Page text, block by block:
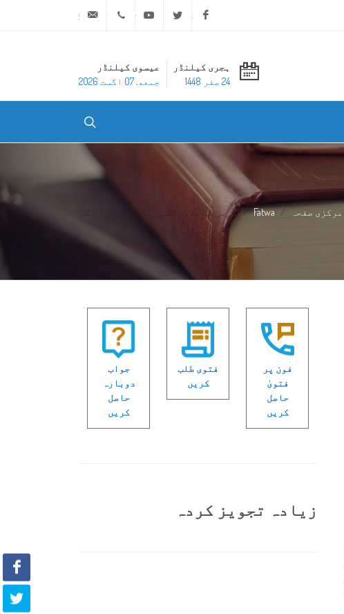
Facebook
Twitter
Youtube
ہجری کیلنڈر
24 صفر 1448
عیسوی کیلنڈر
جمعه, 07 اگست 2026
مرکزی صفحہ Fatwa عربی کے علاوہ کسی زبان میں قرآنِ ک...
فون پر
فتویٰ
حاصل
کریں
فتوی طلب
کریں
جواب
دوبارہ
حاصل
کریں
زیادہ تجویز کردہ